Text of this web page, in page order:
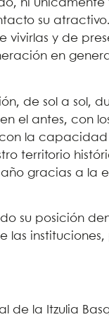
ni
su
y de
en
de sol a sol,
el antes, con
la
territorio
gracias a la
su posición
las
de la Itzulia